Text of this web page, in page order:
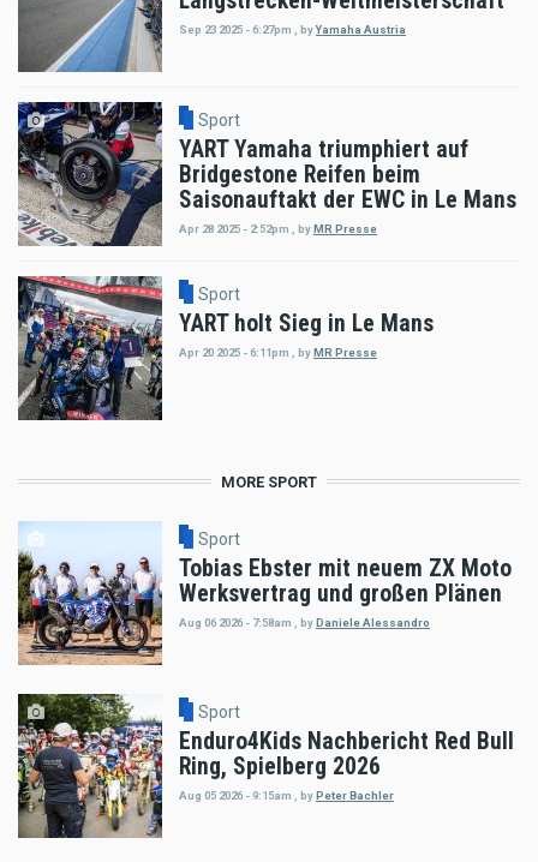
Sep 23 2025 - 6:27pm , byYamaha Austria
Sport
YART Yamaha triumphiert auf
Bridgestone Reifen beim
Saisonauftakt der EWC in Le Mans
Apr 28 2025 - 2:52pm byMR Presse
Sport
YART holt Sieg in Le Mans
Apr 20 2025 - 6:11pm byMR Presse
MORE SPORT
Sport
Tobias Ebster mit neuem ZX Moto
Werksvertrag und großen Plänen
Aug 06 2026 - 7:58am , byDaniele Alessandro
Sport
Enduro4Kids Nachbericht Red Bull
Ring, Spielberg 2026
Aug 05 2026 - 9:15am byPeter Bachler